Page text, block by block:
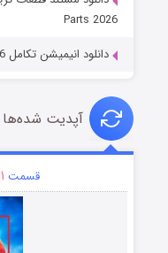
Parts 2026
دانلود انیمیشن تکامل Evolution 2026
آپدیت شده‌ها
قسمت ۱ (زیرنویس)